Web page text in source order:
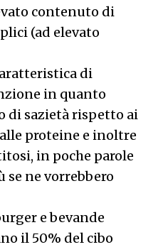
contenuto di
(ad elevato
di
in quanto
di sazietà rispetto ai
proteine e inoltre
in poche parole
se ne vorrebbero
e bevande
il 50% del cibo